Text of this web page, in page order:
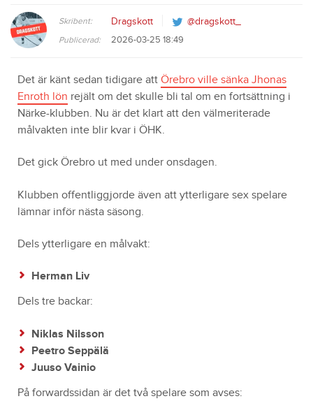
Skribent: Dragskott @dragskott_
Publicerad: 2026-03-25 18:49
Det är känt sedan tidigare att Örebro ville sänka Jhonas
Enroth lön rejält om det skulle bli tal om en fortsättning i
Närke-klubben. Nu är det klart att den välmeriterade
målvakten inte blir kvar i ÖHK.
Det gick Örebro ut med under onsdagen.
Klubben offentliggjorde även att ytterligare sex spelare
lämnar inför nästa säsong.
Dels ytterligare en målvakt:
Herman Liv
Dels tre backar:
Niklas Nilsson
Peetro Seppälä
Juuso Vainio
På forwardssidan är det två spelare som avses: